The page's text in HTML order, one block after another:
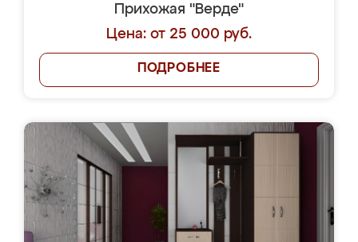
Прихожая "Верде"
Цена: от 25 000 руб.
ПОДРОБНЕЕ